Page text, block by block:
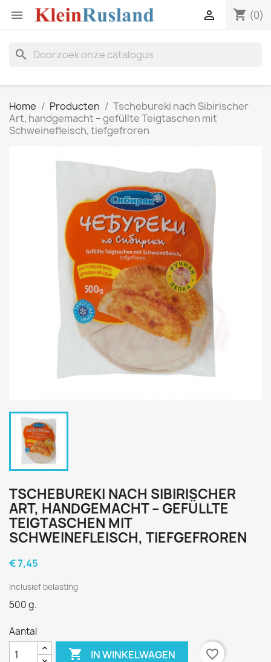
 shopping_cart (0)

search
Home Producten
Tschebureki nach Sibirischer
Art, handgemacht – gefüllte Teigtaschen mit
Schweinefleisch, tiefgefroren
TSCHEBUREKI NACH SIBIRISCHER
ART, HANDGEMACHT – GEFÜLLTE
TEIGTASCHEN MIT
SCHWEINEFLEISCH, TIEFGEFROREN
€ 7,45
Inclusief belasting
500 g.
Aantal
 IN WINKELWAGEN favorite_border